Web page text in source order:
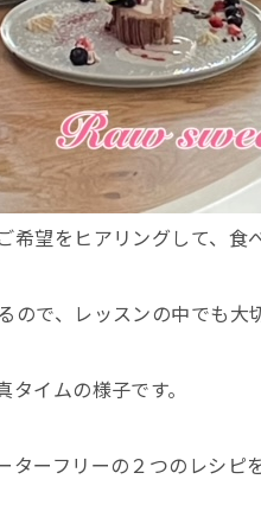
望をヒアリングして、食
で、レッスンの中でも大
イムの様子です。
ーフリーの２つのレシピ